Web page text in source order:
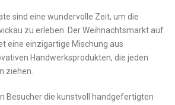
sind eine​ wundervolle Zeit, um die
zu erleben. Der⁤ Weihnachtsmarkt‌ auf
eine​ einzigartige Mischung aus
Handwerksprodukten, ⁣die⁤ jeden
ziehen.
‌Besucher die kunstvoll handgefertigten